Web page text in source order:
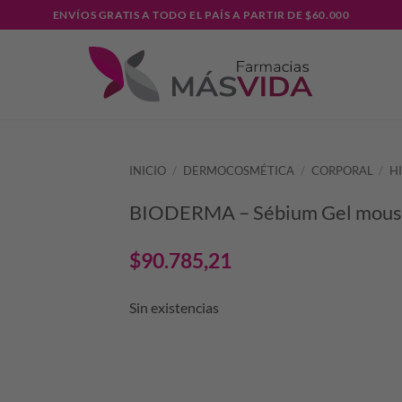
ENVÍOS GRATIS A TODO EL PAÍS A PARTIR DE $60.000
INICIO / DERMOCOSMÉTICA / CORPORAL /
BIODERMA – Sébium Gel
$90.785,21
Sin existencias